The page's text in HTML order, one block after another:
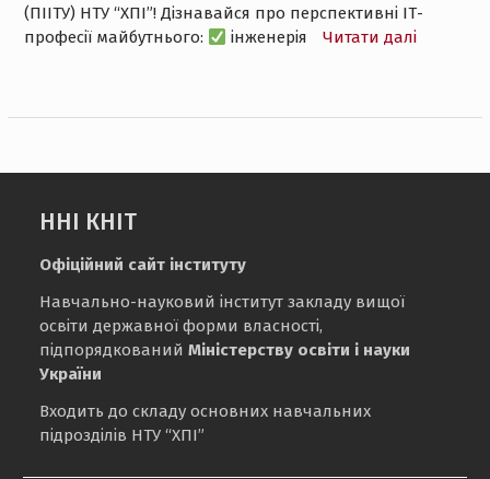
(ПІІТУ) НТУ “ХПІ”! Дізнавайся про перспективні ІТ-
професії майбутнього:
інженерія Читати далі
ННІ КНІТ
Офіційний сайт інституту
Навчально-науковий інститут закладу вищої
освіти державної форми власності,
підпорядкованийМіністерству освіти і науки
України
Входить до складу основних навчальних
підрозділів НТУ “ХПІ”